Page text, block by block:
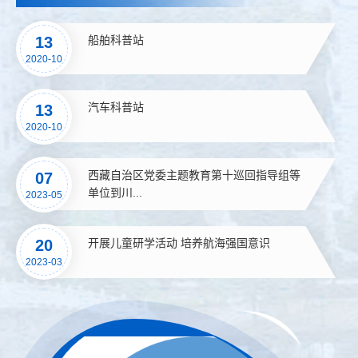
13
2020-10
船舶科普站
13
2020-10
汽车科普站
07
2023-05
西藏自治区党委主题教育第十巡回指导组等
单位到川...
20
2023-03
开展儿童研学活动 培养航海强国意识